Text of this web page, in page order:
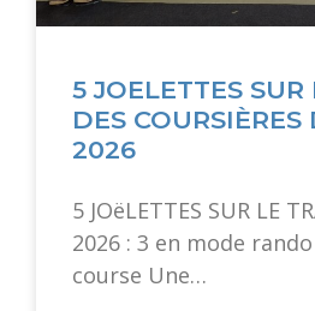
5 JOELETTES
DES
2026
5 JOëLETTES SUR LE
2026 : 3 en mode
course Une…